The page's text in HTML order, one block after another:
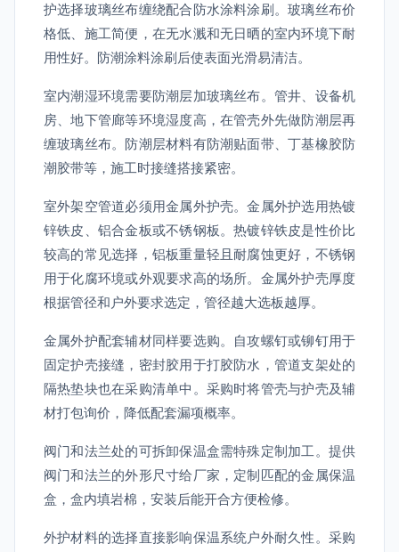
护选择玻璃丝布缠绕配合防水涂料涂刷。玻璃丝布价
格低、施工简便，在无水溅和无日晒的室内环境下耐
用性好。防潮涂料涂刷后使表面光滑易清洁。
室内潮湿环境需要防潮层加玻璃丝布。管井、设备机
房、地下管廊等环境湿度高，在管壳外先做防潮层再
缠玻璃丝布。防潮层材料有防潮贴面带、丁基橡胶防
潮胶带等，施工时接缝搭接紧密。
室外架空管道必须用金属外护壳。金属外护选用热镀
锌铁皮、铝合金板或不锈钢板。热镀锌铁皮是性价比
较高的常见选择，铝板重量轻且耐腐蚀更好，不锈钢
用于化腐环境或外观要求高的场所。金属外护壳厚度
根据管径和户外要求选定，管径越大选板越厚。
金属外护配套辅材同样要选购。自攻螺钉或铆钉用于
固定护壳接缝，密封胶用于打胶防水，管道支架处的
隔热垫块也在采购清单中。采购时将管壳与护壳及辅
材打包询价，降低配套漏项概率。
阀门和法兰处的可拆卸保温盒需特殊定制加工。提供
阀门和法兰的外形尺寸给厂家，定制匹配的金属保温
盒，盒内填岩棉，安装后能开合方便检修。
外护材料的选择直接影响保温系统户外耐久性。采购